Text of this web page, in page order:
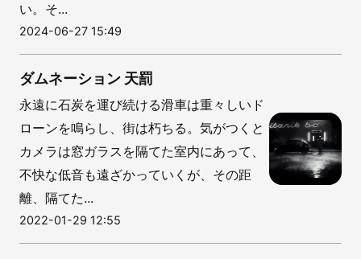
い。そ...
2024-06-27 15:49
ダムネーション 天罰
永遠に石炭を運び続ける滑車は重々しいド
ローンを鳴らし、街は朽ちる。気がつくと
カメラは窓ガラスを隔てた室内にあって、
不快な低音も遠ざかっていくが、その距
離、隔てた...
2022-01-29 12:55